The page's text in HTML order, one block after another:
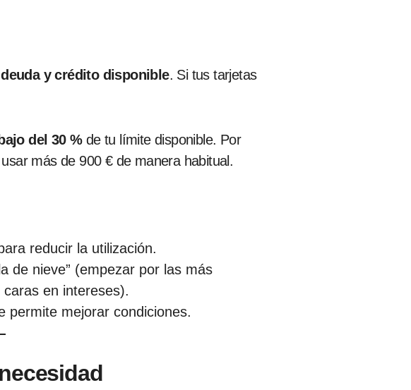
y crédito disponible. Si tus tarjetas
del 30 %de tu límite disponible. Por
más de 900 € de manera habitual.
reducir la utilización.
de nieve” (empezar por las más
caras en intereses).
permite mejorar condiciones.